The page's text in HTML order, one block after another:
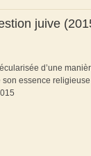
juive
d’une
essence